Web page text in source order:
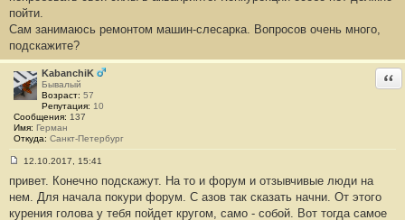
щ
н
и
е
#
1
3
1
пойти.
Сам занимаюсь ремонтом машин-слесарка. Вопросов очень много,
подскажите?
KabanchiK
Бывалый
Возраст: 57
Репутация: 10
Сообщения: 137
Имя: Герман
Откуда: Санкт-Петербург
о
б
щ
12.10.2017, 15:41
привет. Конечно подскажут. На то и форум и отзывчивые люди на
нем. Для начала покури форум. С азов так сказать начни. От этого
курения голова у тебя пойдет кругом, само - собой. Вот тогда самое